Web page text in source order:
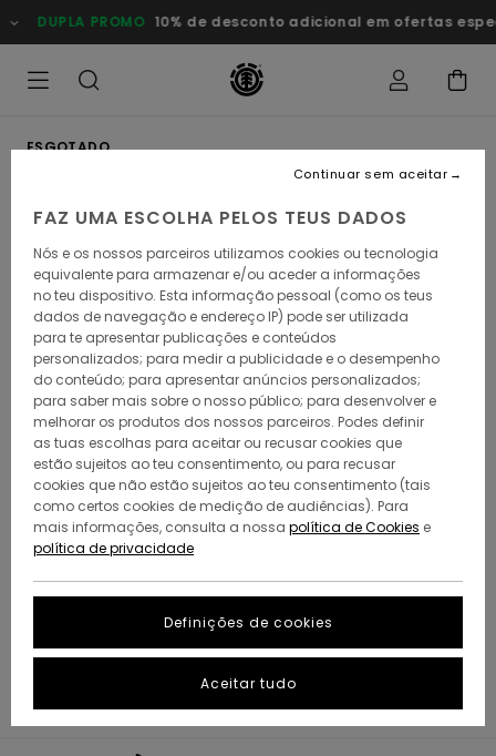
para
a
DUPLA PROMO 10% de desconto adicional em ofertas
ESGOTADO
FAZ UMA ESCOLHA PELOS TEUS DADOS
Nós e os nossos parceiros utilizamos cookies ou tecnologia
equivalente para armazenar e/ou aceder a informações
no teu dispositivo. Esta informação pessoal (como os teus
dados de navegação e endereço IP) pode ser utilizada
para te apresentar publicações e conteúdos
personalizados; para medir a publicidade e o desempenho
do conteúdo; para apresentar anúncios personalizados;
para saber mais sobre o nosso público; para desenvolver e
melhorar os produtos dos nossos parceiros. Podes definir
as tuas escolhas para aceitar ou recusar cookies que
estão sujeitos ao teu consentimento, ou para recusar
cookies que não estão sujeitos ao teu consentimento (tais
como certos cookies de medição de audiências). Para
mais informações, consulta a nossa política de Cookies e
política de privacidade
Definições de cookies
Continuar sem aceitar
Aceitar tudo